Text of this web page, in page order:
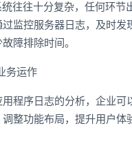
往往十分复杂，任何环节
监控服务器日志，及时
障排除时间。
务运作
程序日志的分析，企业
整功能布局，提升用户体